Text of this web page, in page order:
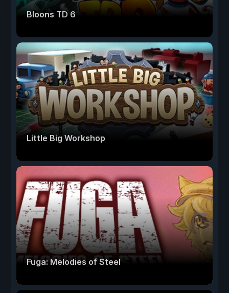
Bloons TD 6
Little Big Workshop
Fuga: Melodies of Steel